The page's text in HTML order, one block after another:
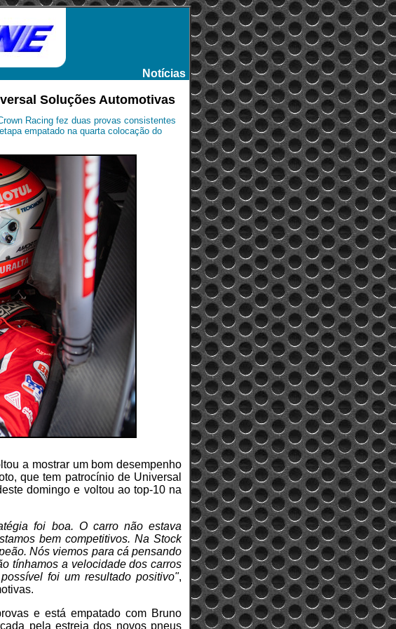
Notícias
Soluções Automotivas
Racing fez duas provas consistentes
empatado na quarta colocação do
a mostrar um bom desempenho
que tem patrocínio de Universal
domingo e voltou ao top-10 na
foi boa. O carro não estava
bem competitivos. Na Stock
Nós viemos para cá pensando
tínhamos a velocidade dos carros
foi um resultado positivo",
e está empatado com Bruno
pela estreia dos novos pneus